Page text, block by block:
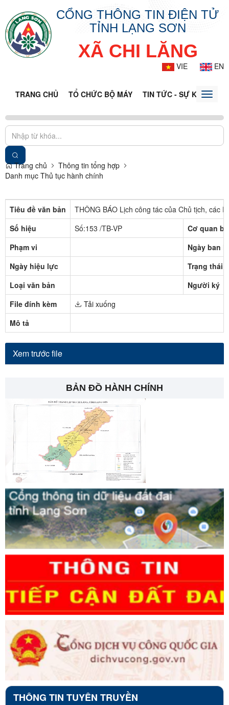
CỔNG THÔNG TIN ĐIỆN TỬ
TỈNH LẠNG SƠN
XÃ CHI LĂNG
VIE EN
TRANG CHỦ TỔ CHỨC BỘ MÁY TIN TỨC - SỰ KIỆNToggle
Trang chủ
Thông tin tổng hợp
Danh mục Thủ tục hành chính
Tiêu đề văn bản
THÔNG BÁO Lịch công tác của Chủ tịch, các
Số hiệu
Số:153 /TB-VP
Cơ quan
Phạm vi
Ngày ban
Ngày hiệu lực
Trạng thái
Loại văn bản
Người ký
File đính kèm
Tải xuống
Mô tả
Xem trước file
BẢN ĐỒ HÀNH CHÍNH
THÔNG TIN TUYÊN TRUYỀN